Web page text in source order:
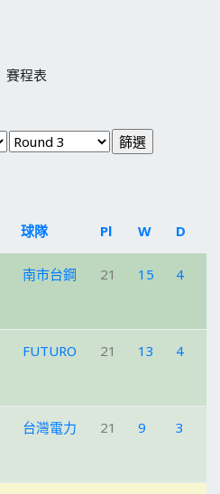
賽程表
球隊 Pl W D
南市台鋼 21 15 4
FUTURO 21 13 4
台灣電力 21 9 3